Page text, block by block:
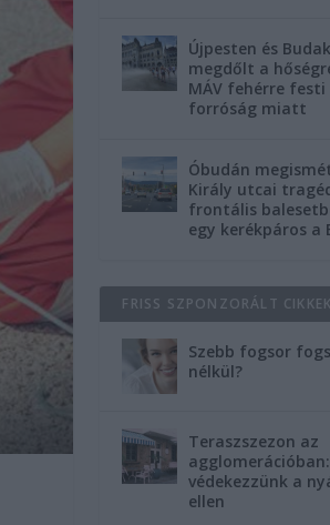
Újpesten és
megdőlt a
MÁV fehérre festi
forróság miatt
Óbudán
Király utcai
frontális
egy kerékpáros a
FRISS SZPONZORÁLT CIKKEK
Szebb fogsor
nélkül?
Teraszszezon az
védekezzünk a
ellen